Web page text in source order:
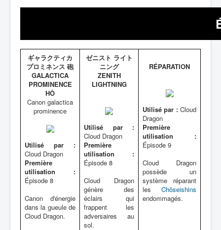
ギャラクティカ
プロミネンス 砲
GALACTICA
PROMINENCE
HÔ
Canon galactica
prominence
Utilisé par :
Cloud Dragon
Première
utilisation :
Épisode 8
Canon d'énergie
dans la gueule de
Cloud Dragon.
ゼニスト ライト
ニング
ZENITH
LIGHTNING
Utilisé par :
Cloud Dragon
Première
utilisation :
Épisode 8
Cloud Dragon
génère des
éclairs qui
frappent les
adversaires au
sol.
RÉPARATION
Utilisé par :Cloud
Dragon
Première
utilisation :
Épisode 9
Cloud Dragon
possède un
système réparant
les Chôseishins
endommagés.